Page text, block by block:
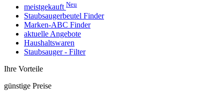
meistgekauft Neu
Staubsaugerbeutel Finder
Marken-ABC Finder
aktuelle Angebote
Haushaltswaren
Staubsauger - Filter
Ihre Vorteile
günstige Preise